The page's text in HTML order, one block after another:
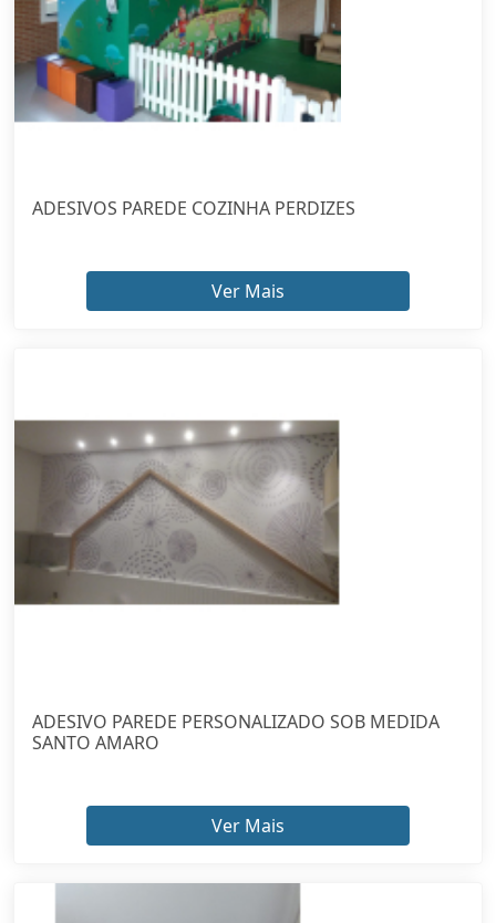
ADESIVOS PAREDE COZINHA PERDIZES
Ver Mais
ADESIVO PAREDE PERSONALIZADO SOB MEDIDA
SANTO AMARO
Ver Mais